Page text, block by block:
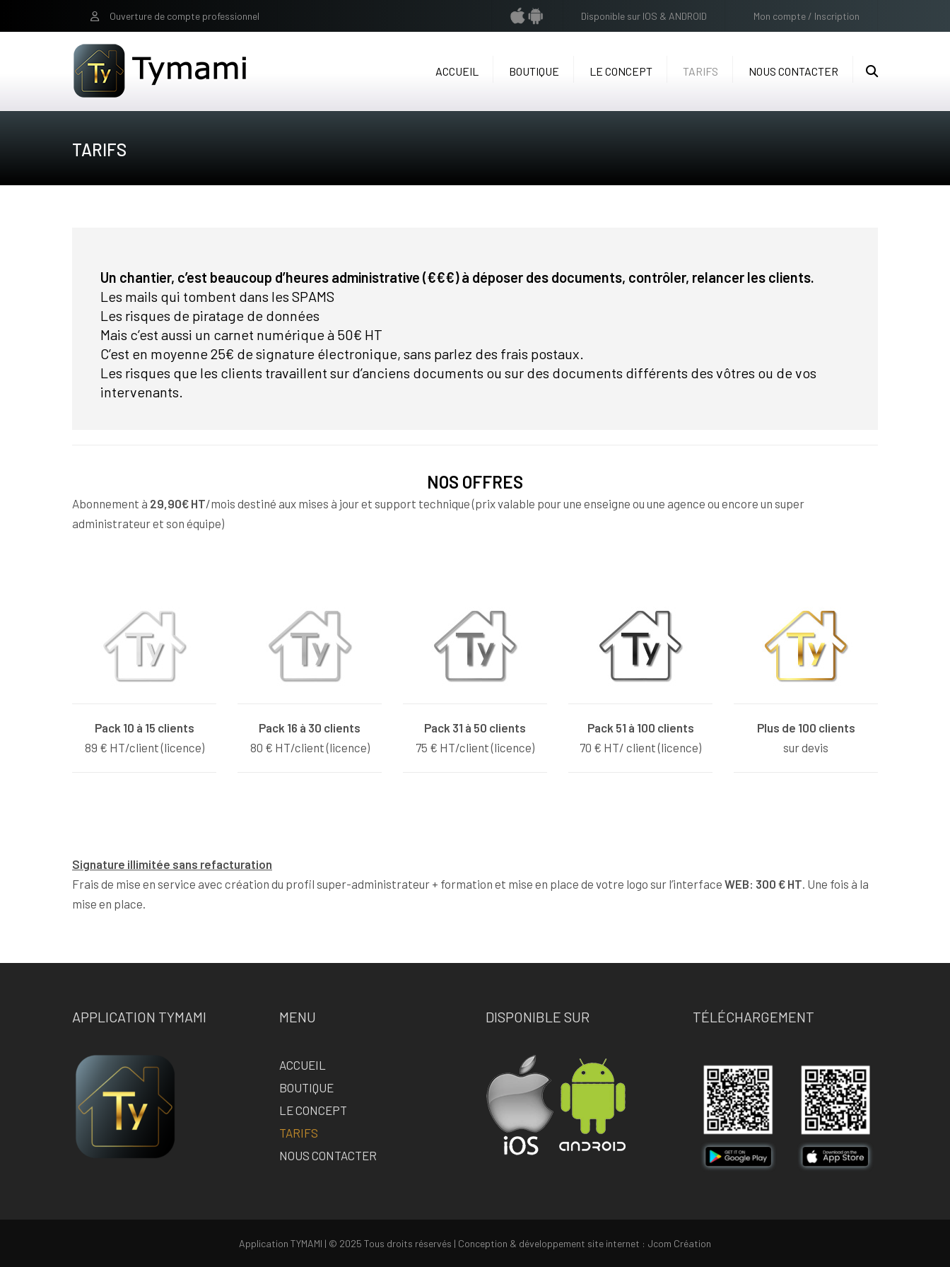
Ouverture de compte professionnel Disponible sur IOS & ANDROID Mon compte / Inscription
ACCUEIL BOUTIQUE LE CONCEPT TARIFS NOUS CONTACTER
TARIFS
Un chantier, c’est beaucoup d’heures administrative (€€€) à déposer des documents, contrôler, relancer les clients.
Les mails qui tombent dans les SPAMS
Les risques de piratage de données
Mais c’est aussi un carnet numérique à 50€ HT
C’est en moyenne 25€ de signature électronique, sans parlez des frais postaux.
Les risques que les clients travaillent sur d’anciens documents ou sur des documents différents des vôtres ou de vos
intervenants.
NOS OFFRES
Abonnement à 29,90€ HT/mois destiné aux mises à jour et support technique (prix valable pour une enseigne ou une agence ou encore un super
administrateur et son équipe)
Pack 10 à 15 clients
89 € HT/client (licence)
Pack 16 à 30 clients
80 € HT/client (licence)
Pack 31 à 50 clients
75 € HT/client (licence)
Pack 51 à 100 clients
70 € HT/ client (licence)
Plus de 100 clients
sur devis
Signature illimitée sans refacturation
Frais de mise en service avec création du profil super-administrateur + formation et mise en place de votre logo sur l’interface WEB: 300 € HT. Une fois à la
mise en place.
APPLICATION TYMAMI MENU
ACCUEIL
BOUTIQUE
LE CONCEPT
TARIFS
NOUS CONTACTER
DISPONIBLE SUR TÉLÉCHARGEMENT
Application TYMAMI | © 2025 Tous droits réservés | Conception & développement site internet : Jcom Création